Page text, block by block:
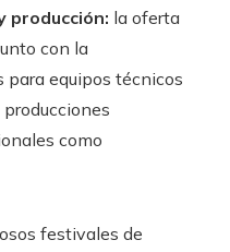
producción: la oferta
con la
para equipos técnicos
como
festivales de